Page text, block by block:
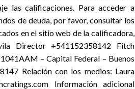
las calificaciones. Para acceder a
de deuda, por favor, consultar los
en el sitio web de la calificadora,
Director +541152358142 Fitch
– Capital Federal – Buenos
Relación con los medios: Laura
Información adicional